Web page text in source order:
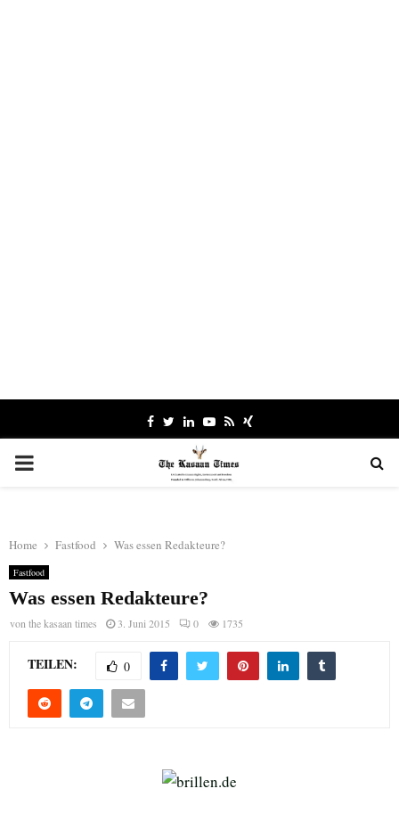
Facebook
TwitterLinkedinYoutube
RssXing
PRIMARY
Home Fastfood Was essen Redakteure?
Fastfood
Was essen Redakteure?
von the kasaan times 3. Juni 2015 0 1735
TEILEN: 0